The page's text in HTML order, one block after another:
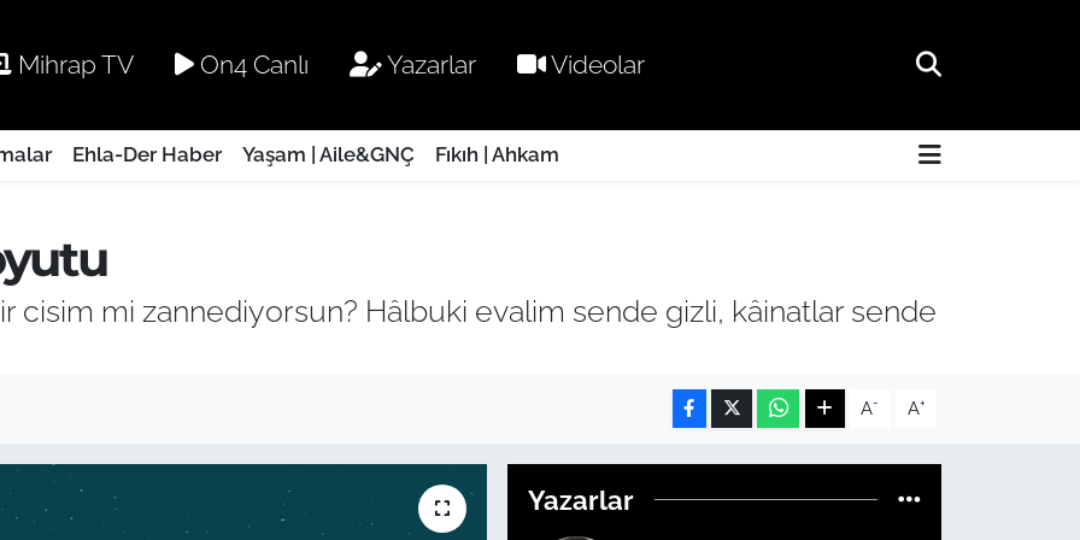
Mihrap TV On4 Canlı Yazarlar Videolar
Ehla-Der Haber Yaşam | Aile&GNÇ Fıkıh | Ahkam
cisim mi zannediyorsun? Hâlbuki evalim sende gizli, kâinatlar sende
A- A+
Yazarlar